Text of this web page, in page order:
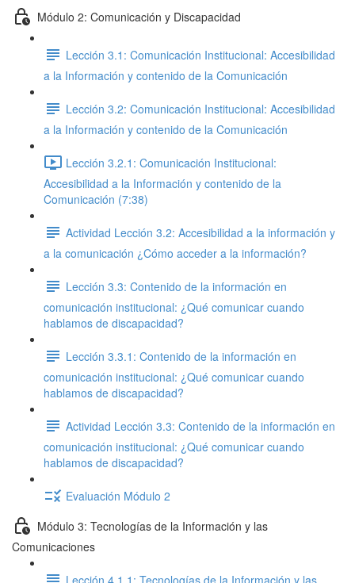
Módulo 2: Comunicación y Discapacidad
Lección 3.1: Comunicación Institucional: Accesibilidad
a la Información y contenido de la Comunicación
Lección 3.2: Comunicación Institucional: Accesibilidad
a la Información y contenido de la Comunicación
Lección 3.2.1: Comunicación Institucional:
Accesibilidad a la Información y contenido de la
Comunicación (7:38)
Actividad Lección 3.2: Accesibilidad a la información y
a la comunicación ¿Cómo acceder a la información?
Lección 3.3: Contenido de la información en
comunicación institucional: ¿Qué comunicar cuando
hablamos de discapacidad?
Lección 3.3.1: Contenido de la información en
comunicación institucional: ¿Qué comunicar cuando
hablamos de discapacidad?
Actividad Lección 3.3: Contenido de la información en
comunicación institucional: ¿Qué comunicar cuando
hablamos de discapacidad?
Evaluación Módulo 2
Módulo 3: Tecnologías de la Información y las
Comunicaciones
Lección 4.1.1: Tecnologías de la Información y las